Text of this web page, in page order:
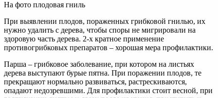
На фото плодовая гниль
При выявлении плодов, пораженных грибковой гнилью, их
нужно удалить с дерева, чтобы споры не мигрировали на
здоровую часть дерева. 2-х кратное применение
противогрибковых препаратов – хорошая мера профилактики.
Парша – грибковое заболевание, при котором на листьях
дерева выступают бурые пятна. При поражении плодов, те
прекращают нормально развиваться, растрескиваются,
опадают недозревшими. Для профилактики стоит весной, при